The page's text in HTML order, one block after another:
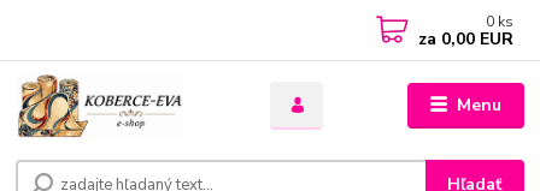
Menu
Hľadať
0 ks
za 0,00 EUR